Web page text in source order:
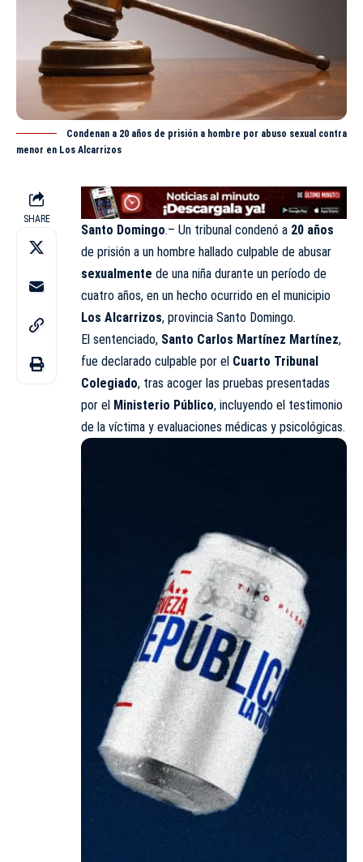
Condenan a 20 años de prisión a hombre por abuso sexual contra
menor en Los Alcarrizos
SHARE
Santo Domingo.– Un tribunal condenó a 20 años
de prisión a un hombre hallado culpable de abusar
sexualmente de una niña durante un período de
cuatro años, en un hecho ocurrido en el municipio
Los Alcarrizos, provincia Santo Domingo.
El sentenciado, Santo Carlos Martínez Martínez,
fue declarado culpable por el Cuarto Tribunal
Colegiado, tras acoger las pruebas presentadas
por el Ministerio Público, incluyendo el testimonio
de la víctima y evaluaciones médicas y psicológicas.